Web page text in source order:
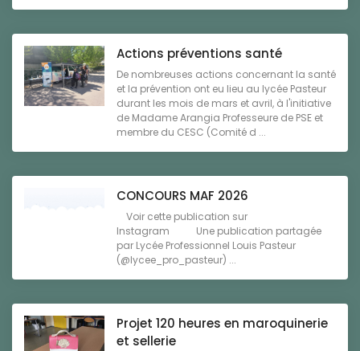
Actions préventions santé
De nombreuses actions concernant la santé
et la prévention ont eu lieu au lycée Pasteur
durant les mois de mars et avril, à l'initiative
de Madame Arangia Professeure de PSE et
membre du CESC (Comité d ...
CONCOURS MAF 2026
Voir cette publication sur
Instagram Une publication partagée
par Lycée Professionnel Louis Pasteur
(@lycee_pro_pasteur) ...
Projet 120 heures en maroquinerie
et sellerie